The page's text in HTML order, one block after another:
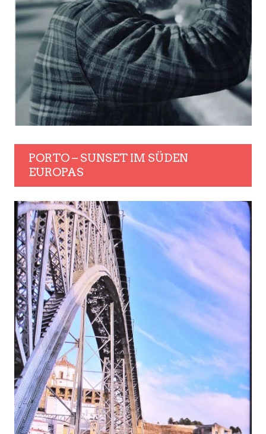
PORTO – SUNSET IM SÜDEN
EUROPAS